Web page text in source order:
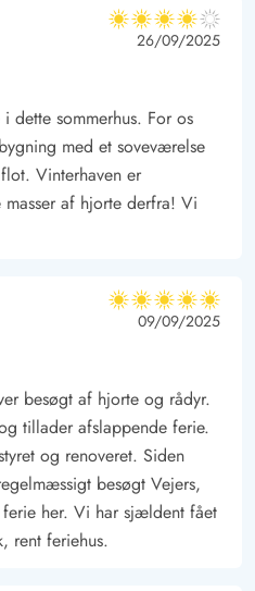
De imponerende dyr
og kigger også ofte forbi
et besøg værd, også for
I området er der
spændende
attraktioner. Oplev
en dag fuld af eventyr i de
4 ud af 5
4 ud af 5
4 out of 5
26/09/2025
dette sommerhus. For os
med et soveværelse
Vinterhaven er
af hjorte derfra! Vi
5 ud af 5
5 ud af 5
5 out of 5
09/09/2025
besøgt af hjorte og rådyr.
tillader afslappende ferie.
og renoveret. Siden
besøgt Vejers,
her. Vi har sjældent fået
rent feriehus.